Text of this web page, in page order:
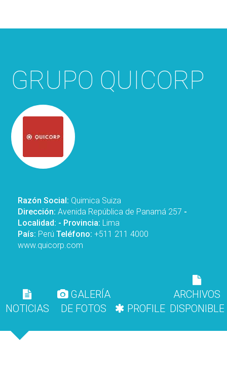
GRUPO QUICORP
Razón Social: Quimica Suiza
Dirección:Avenida República de Panamá 257 -
Localidad: - Provincia: Lima
País: Perú Teléfono:+511 211 4000
www.quicorp.com
NOTICIAS
GALERÍA
DE FOTOS
PROFILE
ARCHIVOS